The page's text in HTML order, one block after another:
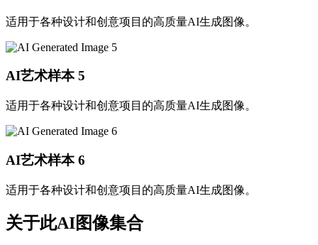
适用于各种设计和创意项目的高质量AI生成图像。
AI艺术样本 5
适用于各种设计和创意项目的高质量AI生成图像。
AI艺术样本 6
适用于各种设计和创意项目的高质量AI生成图像。
关于此AI图像集合